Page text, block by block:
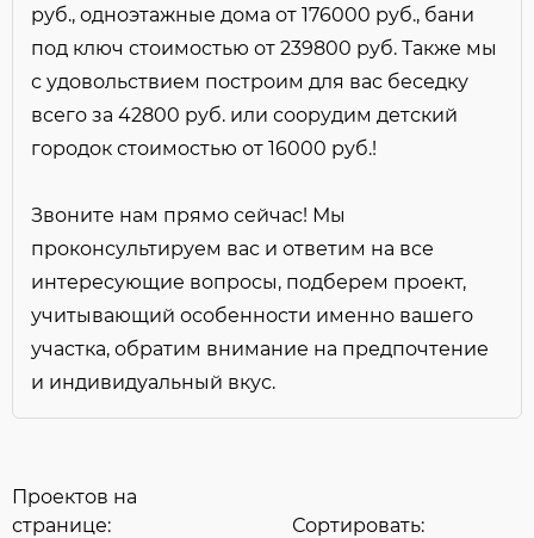
Кабинет
Камин
Кладовая при кухне
Мастер-спальня
Панорамные окна
Плоская крыша
Постирочная
Солнечная палуба
Угловой (Г-обр.) проект
Цокольный этаж
руб., одноэтажные дома от 176000 руб., бани
под ключ стоимостью от 239800 руб. Также мы
с удовольствием построим для вас беседку
всего за 42800 руб. или соорудим детский
городок стоимостью от 16000 руб.!
Звоните нам прямо сейчас! Мы
проконсультируем вас и ответим на все
интересующие вопросы, подберем проект,
учитывающий особенности именно вашего
участка, обратим внимание на предпочтение
и индивидуальный вкус.
Проектов на
странице:
Сортировать: